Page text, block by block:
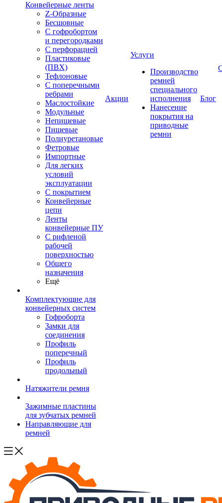
Конвейерные ленты
Z-Образные
Бесшовные
С гофробортом
и перегородками
С перфорацией
Пластиковые
(ПВХ)
Тефлоновые
С поперечными
ребрами
Маслостойкие
Модульные
Непищевые
Пищевые
Полиуретановые
Фетровые
Импортные
Для легких
условий
эксплуатации
С покрытием
Конвейерные
цепи
Ленты
конвейерные ПУ
С рифленой
рабочей
поверхностью
Общего
назначения
Ещё
Комплектующие для
конвейерных систем
Гофроборта
Замки для
соединения
Профиль
поперечный
Профиль
продольный
Натяжители ремня
Зажимные пластины
для зубчатых ремней
Направляющие для
ремней
Акции
Услуги
Производство
ремней
специального
исполнения
Нанесение
покрытия на
приводные
ремни
Блог